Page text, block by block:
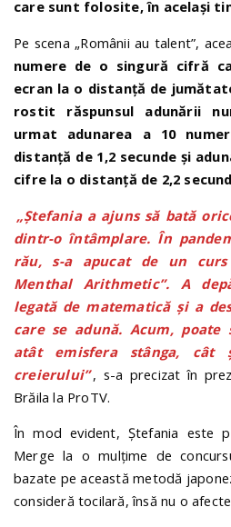
care sunt folosite, în același
Pe scena „Românii au talent”,
numere de o singură cifră
ecran la o distanță de
rostit răspunsul adunării
urmat adunarea a 10
distanță de 1,2 secunde și
cifre la o distanță de 2,2
„Ștefania a ajuns să bată
dintr-o întâmplare. În
rău, s-a apucat de un
Menthal Arithmetic”. A
legată de matematică și a
care se adună. Acum, poate
atât emisfera stânga,
creierului”, s-a precizat în
Brăila la ProTV.
În mod evident, Ștefania este
Merge la o mulțime de
bazate pe această metodă
consideră tocilară, însă nu o